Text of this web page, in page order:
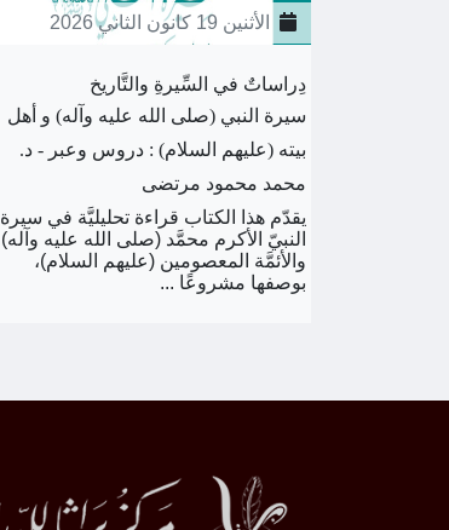
الأثنين 19 كانون الثاني 2026
دِراساتٌ في السِّيرةِ والتَّاريخ
سيرة النبي (صلى الله عليه وآله) و أهل
بيته (عليهم السلام) : دروس وعبر - د.
محمد محمود مرتضى
يقدّم هذا الكتاب قراءة تحليليَّة في سيرة
النبيّ الأكرم محمَّد (صلى الله عليه وآله)
والأئمَّة المعصومين (عليهم السلام)،
بوصفها مشروعًا ...